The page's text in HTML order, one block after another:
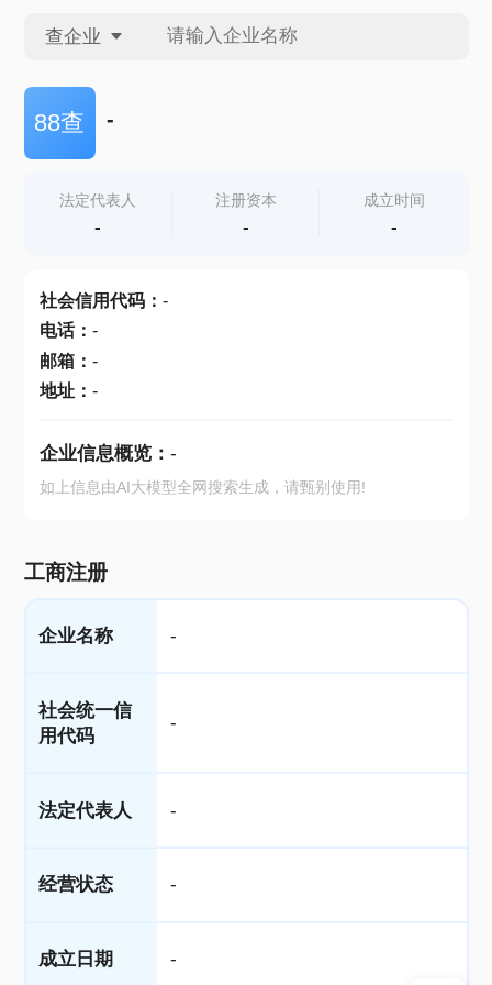
查企业
查企业
查产地
88查 -
法定代表人
-
注册资本
-
成立时间
-
社会信用代码： -
电话： -
邮箱： -
地址： -
企业信息概览： -
如上信息由AI大模型全网搜索生成，请甄别使用!
工商注册
企业名称 -
社会统一信
用代码
-
法定代表人 -
经营状态 -
成立日期 -